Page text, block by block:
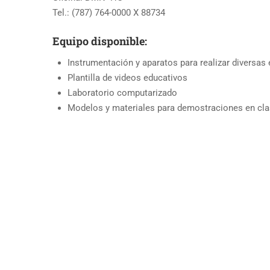
Tel.: (787) 764-0000 X 88734
Equipo disponible:
Instrumentación y aparatos para realizar diversas
Plantilla de videos educativos
Laboratorio computarizado
Modelos y materiales para demostraciones en